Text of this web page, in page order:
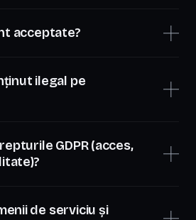
acceptate?
ilegal pe
GDPR (acces,
de serviciu și